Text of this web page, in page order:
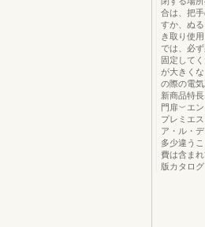
合は、把
すか、ぬ
き取り使
では、必
固定して
が大きく
の際の電
新商品特
門扉︶エ
プレミエ
ア・ル・
多少違う
費は含ま
版カタログ